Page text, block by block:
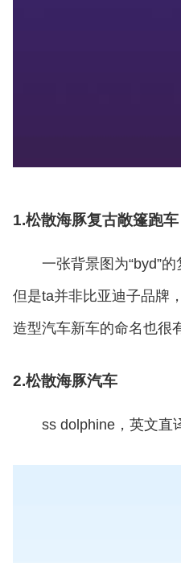
1.松散海豚复古敞篷跑车
一张背景图为“byd”
但是ta并非比亚迪子品牌
造型汽车新车的命名也很
2.松散海豚汽车
ss dolphine，英文直